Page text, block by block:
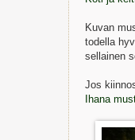
Kuvan
todella
sellainen
Jos
Ihana